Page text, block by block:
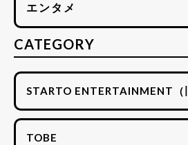
エンタメ
CATEGORY
STARTO ENTERTAINMENT（
TOBE